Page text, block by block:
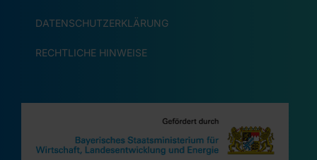
DATENSCHUTZERKLÄRUNG
RECHTLICHE HINWEISE